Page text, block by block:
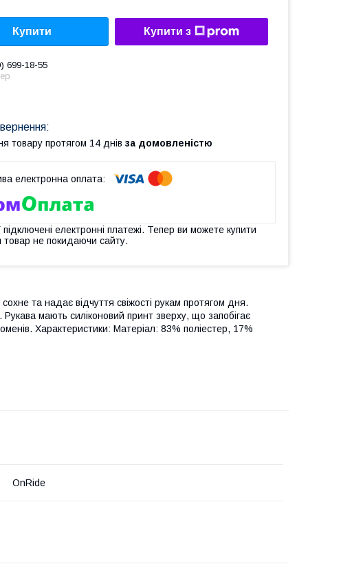
Купити Купити з
699-18-55
товару протягом 14 днів за домовленістю
підключені електронні платежі. Тепер ви можете купити
товар не покидаючи сайту.
та надає відчуття свіжості рукам протягом дня.
мають силіконовий принт зверху, що запобігає
Характеристики: Матеріал: 83% поліестер, 17%
OnRide